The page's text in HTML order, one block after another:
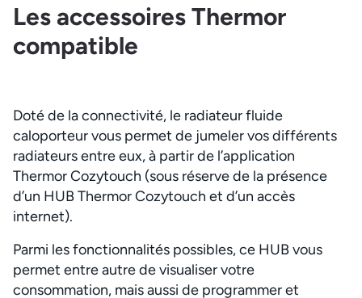
Les accessoires Thermor
compatible
Doté de la connectivité, le radiateur fluide
caloporteur vous permet de jumeler vos différents
radiateurs entre eux, à partir de l’application
Thermor Cozytouch (sous réserve de la présence
d’un HUB Thermor Cozytouch et d’un accès
internet).
Parmi les fonctionnalités possibles, ce HUB vous
permet entre autre de visualiser votre
consommation, mais aussi de programmer et